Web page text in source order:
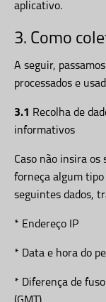
aplicativo.
3. Como
A seguir,
processados e
3.1
Recolha de
informativos
Caso não insira os
forneça algum tipo
seguintes dados,
* Endereço IP
* Data e hora do
* Diferença de